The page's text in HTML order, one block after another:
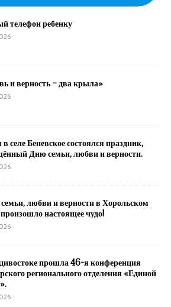
телефон ребенку
и верность – два крыла»
селе Беневское состоялся праздник,
Дню семьи, любви и верности.
любви и верности в Хорольском
настоящее чудо!
прошла 46-я конференция
регионального отделения «Единой